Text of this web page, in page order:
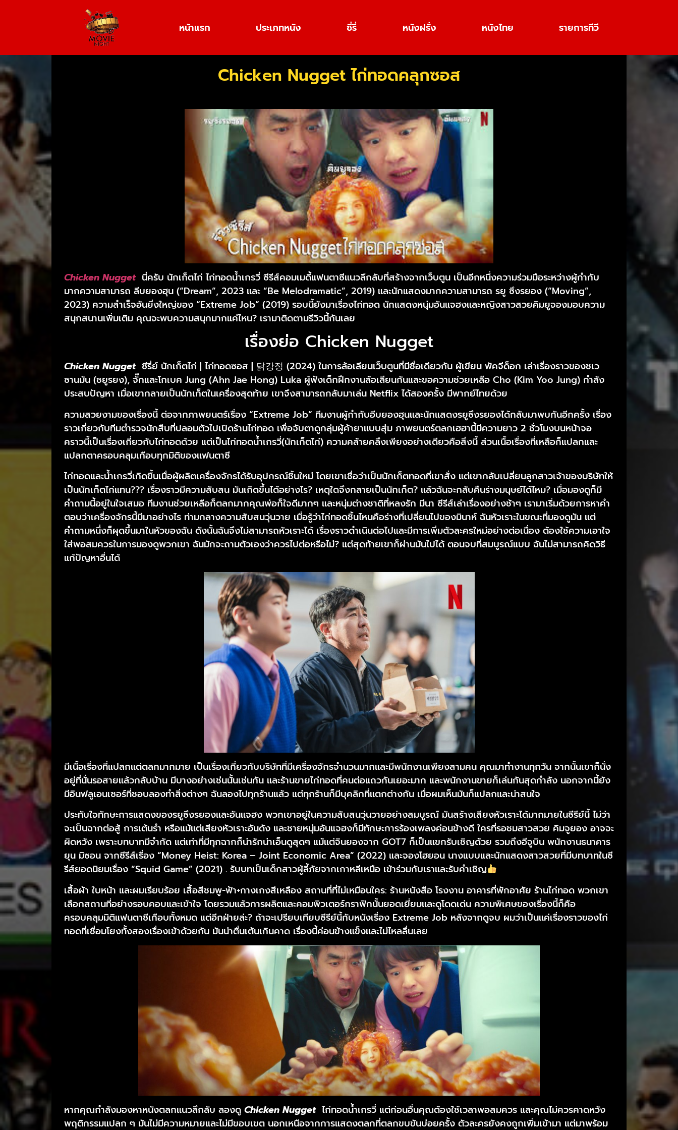
หน้าแรก ประเภทหนัง ซี่รี่ หนังฝรั่ง หนังไทย รายการทีวี
Chicken Nugget ไก่ทอดคลุกซอส
Chicken Nugget นี่ครับ นักเก็ตไก่ ไก่ทอดน้ำเกรวี่ ซีรีส์คอมเมดี้แฟนตาซีแนวลึกลับที่สร้างจากเว็บตูน เป็นอีกหนึ่งความร่วมมือระหว่างผู้กำกับ
มากความสามารถ ลีบยองฮุน (“Dream”, 2023 และ “Be Melodramatic”, 2019) และนักแสดงมากความสามารถ รยู ซึงรยอง (“Moving”,
2023) ความสำเร็จอันยิ่งใหญ่ของ “Extreme Job” (2019) รอบนี้ยังมาเรื่องไก่ทอด นักแสดงหนุ่มอันแจฮงและหญิงสาวสวยคิมยูจองมอบความ
สนุกสนานเพิ่มเติม คุณจะพบความสนุกมากแค่ไหน? เรามาติดตามรีวิวนี้กันเลย
เรื่องย่อ Chicken Nugget
Chicken Nugget ซีรี่ย์ นักเก็ตไก่ | ไก่ทอดซอส | 닭강정 (2024) ในการล้อเลียนเว็บตูนที่มีชื่อเดียวกัน ผู้เขียน พัคจีด็อก เล่าเรื่องราวของชเว
ซานมัน (ชยูรยง), จั๊กและโกเบค Jung (Ahn Jae Hong) Luka ผู้ฟังเด็กฝึกงานล้อเลียนกันและขอความช่วยเหลือ Cho (Kim Yoo Jung) กำลัง
ประสบปัญหา เมื่อเขากลายเป็นนักเก็ตในเครื่องสุดท้าย เขาจึงสามารถกลับมาเล่น Netflix ได้สองครั้ง มีพากย์ไทยด้วย
ความสวยงามของเรื่องนี้ ต่อจากภาพยนตร์เรื่อง “Extreme Job” ทีมงานผู้กำกับอีบยองฮุนและนักแสดงรยูซึงรยองได้กลับมาพบกันอีกครั้ง เรื่อง
ราวเกี่ยวกับทีมตำรวจนักสืบที่ปลอมตัวไปเปิดร้านไก่ทอด เพื่อจับตาดูกลุ่มผู้ค้ายาแบบสุ่ม ภาพยนตร์ตลกเฮฮานี้มีความยาว 2 ชั่วโมงบนหน้าจอ
คราวนี้เป็นเรื่องเกี่ยวกับไก่ทอดด้วย แต่เป็นไก่ทอดน้ำเกรวี่(นักเก็ตไก่) ความคล้ายคลึงเพียงอย่างเดียวคือสิ่งนี้ ส่วนเนื้อเรื่องที่เหลือก็แปลกและ
แปลกตาครอบคลุมเกือบทุกมิติของแฟนตาซี
ไก่ทอดและน้ำเกรวี่เกิดขึ้นเมื่อผู้ผลิตเครื่องจักรได้รับอุปกรณ์ชิ้นใหม่ โดยเขาเชื่อว่าเป็นนักเก็ตทอดที่เขาสั่ง แต่เขากลับเปลี่ยนลูกสาวเจ้าของบริษัทให้
เป็นนักเก็ตไก่แทน??? เรื่องราวมีความสับสน มันเกิดขึ้นได้อย่างไร? เหตุใดจึงกลายเป็นนักเก็ต? แล้วฉันจะกลับคืนร่างมนุษย์ได้ไหม? เมื่อมองดูก็มี
คำถามนี้อยู่ในใจเสมอ ทีมงานช่วยเหลือก็ตลกมากคุณพ่อก็ใจดีมากๆ และหนุ่มต่างชาติที่หลงรัก มีนา ซีรีส์เล่าเรื่องอย่างช้าๆ เรามาเริ่มด้วยการหาคำ
ตอบว่าเครื่องจักรนี้มีมาอย่างไร ท่ามกลางความสับสนวุ่นวาย เมื่อรู้ว่าไก่ทอดชิ้นไหนคือร่างที่เปลี่ยนไปของมินาห์ ฉันหัวเราะในขณะที่มองดูมัน แต่
คำถามหนึ่งก็ผุดขึ้นมาในหัวของฉัน ดังนั้นฉันจึงไม่สามารถหัวเราะได้ เรื่องราวดำเนินต่อไปและมีการเพิ่มตัวละครใหม่อย่างต่อเนื่อง ต้องใช้ความเอาใจ
ใส่พอสมควรในการมองดูพวกเขา ฉันมักจะถามตัวเองว่าควรไปต่อหรือไม่? แต่สุดท้ายเขาก็ผ่านมันไปได้ ตอนจบที่สมบูรณ์แบบ ฉันไม่สามารถคิดวิธี
แก้ปัญหาอื่นได้
มีเนื้อเรื่องที่แปลกแต่ตลกมากมาย เป็นเรื่องเกี่ยวกับบริษัทที่มีเครื่องจักรจำนวนมากและมีพนักงานเพียงสามคน คุณมาทำงานทุกวัน จากนั้นเขาก็นั่ง
อยู่ที่นั่นรอสายแล้วกลับบ้าน มีบางอย่างเช่นนั้นเช่นกัน และร้านขายไก่ทอดที่คนต่อแถวกันเยอะมาก และพนักงานขายก็เล่นกันสุดกำลัง นอกจากนี้ยัง
มีอินฟลูเอนเซอร์ที่ชอบลองทำสิ่งต่างๆ ฉันลองไปทุกร้านแล้ว แต่ทุกร้านก็มีบุคลิกที่แตกต่างกัน เมื่อผมเห็นมันก็แปลกและน่าสนใจ
ประทับใจทักษะการแสดงของรยูซึงรยองและอันแจฮง พวกเขาอยู่ในความสับสนวุ่นวายอย่างสมบูรณ์ มันสร้างเสียงหัวเราะได้มากมายในซีรีย์นี้ ไม่ว่า
จะเป็นฉากต่อสู้ การเต้นรำ หรือแม้แต่เสียงหัวเราะอันดัง และชายหนุ่มอันแจฮงก็มีทักษะการร้องเพลงค่อนข้างดี ใครที่รอชมสาวสวย คิมจูยอง อาจจะ
ผิดหวัง เพราะบทบาทมีจำกัด แต่เท่าที่มีทุกฉากก็น่ารักน่าเอ็นดูสุดๆ แม้แต่จินยองจาก GOT7 ก็เป็นแขกรับเชิญด้วย รวมถึงอีจูบิน พนักงานธนาคาร
ยุน มิซอน จากซีรีส์เรื่อง “Money Heist: Korea – Joint Economic Area” (2022) และจองโฮยอน นางแบบและนักแสดงสาวสวยที่มีบทบาทในซี
รีส์ยอดนิยมเรื่อง “Squid Game” (2021) . รับบทเป็นเด็กสาวผู้ลี้ภัยจากเกาหลีเหนือ เข้าร่วมกับเราและรับคำเชิญ
เสื้อผ้า ใบหน้า และผมเรียบร้อย เสื้อสีชมพู-ฟ้า+กางเกงสีเหลือง สถานที่ที่ไม่เหมือนใคร: ร้านหนังสือ โรงงาน อาคารที่พักอาศัย ร้านไก่ทอด พวกเขา
เลือกสถานที่อย่างรอบคอบและเข้าใจ โดยรวมแล้วการผลิตและคอมพิวเตอร์กราฟิกนั้นยอดเยี่ยมและดูโดดเด่น ความพิเศษของเรื่องนี้ก็คือ
ครอบคลุมมิติแฟนตาซีเกือบทั้งหมด แต่อีกฝ่ายล่ะ? ถ้าจะเปรียบเทียบซีรีย์นี้กับหนังเรื่อง Extreme Job หลังจากดูจบ ผมว่าเป็นแค่เรื่องราวของไก่
ทอดที่เชื่อมโยงทั้งสองเรื่องเข้าด้วยกัน มันน่าตื่นเต้นเกินคาด เรื่องนี้ค่อนข้างแข็งและไม่ไหลลื่นเลย
หากคุณกำลังมองหาหนังตลกแนวลึกลับ ลองดู Chicken Nugget ไก่ทอดน้ำเกรวี่ แต่ก่อนอื่นคุณต้องใช้เวลาพอสมควร และคุณไม่ควรคาดหวัง
พฤติกรรมแปลก ๆ มันไม่มีความหมายและไม่มีขอบเขต นอกเหนือจากการแสดงตลกที่ตลกขบขันบ่อยครั้ง ตัวละครยังคงถูกเพิ่มเข้ามา แต่มาพร้อม